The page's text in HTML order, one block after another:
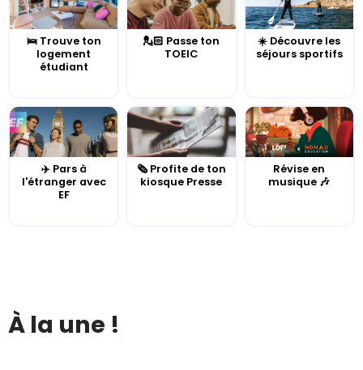
🛌 Trouve ton
logement
étudiant
💂🏻 Passe ton
TOEIC
☀️ Découvre les
séjours sportifs
✈️ Pars à
l'étranger avec
EF
🗞️ Profite de ton
kiosque Presse
Révise en
musique 🎶
À la une !